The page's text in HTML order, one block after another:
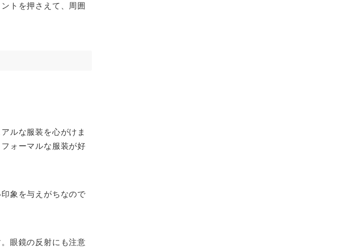
トを押さえて、周囲
ルな服装を心がけま
ォーマルな服装が好
象を与えがちなので
眼鏡の反射にも注意